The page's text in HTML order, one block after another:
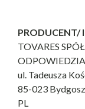
PRODUCENT/
TOVARES
ul. Tadeusza
85-023
PL